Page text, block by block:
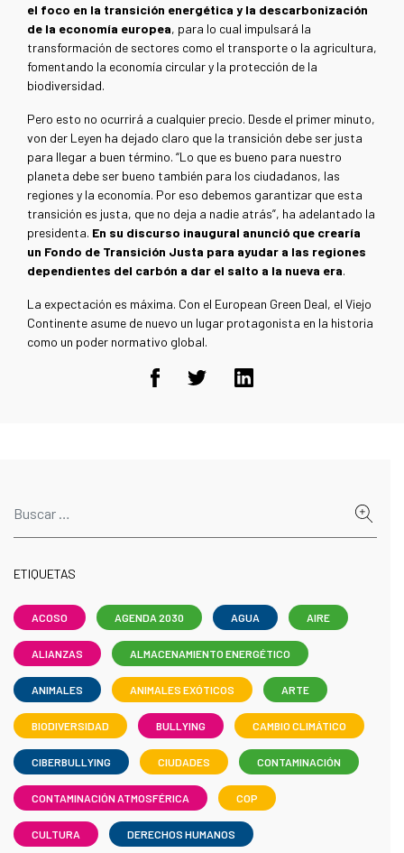
el foco en la transición energética y la descarbonización
de la economía europea, para lo cual impulsará la
transformación de sectores como el transporte o la agricultura,
fomentando la economía circular y la protección de la
biodiversidad.
Pero esto no ocurrirá a cualquier precio. Desde el primer minuto,
von der Leyen ha dejado claro que la transición debe ser justa
para llegar a buen término. “Lo que es bueno para nuestro
planeta debe ser bueno también para los ciudadanos, las
regiones y la economía. Por eso debemos garantizar que esta
transición es justa, que no deja a nadie atrás”, ha adelantado la
presidenta. En su discurso inaugural anunció que crearía
un Fondo de Transición Justa para ayudar a las regiones
dependientes del carbón a dar el salto a la nueva era.
La expectación es máxima. Con el European Green Deal, el Viejo
Continente asume de nuevo un lugar protagonista en la historia
como un poder normativo global.
ETIQUETAS
ACOSO AGENDA 2030 AGUA AIRE
ALIANZAS ALMACENAMIENTO ENERGÉTICO
ANIMALES ANIMALES EXÓTICOS ARTE
BIODIVERSIDAD BULLYING CAMBIO CLIMÁTICO
CIBERBULLYING CIUDADES CONTAMINACIÓN
CONTAMINACIÓN ATMOSFÉRICA COP
CULTURA DERECHOS HUMANOS